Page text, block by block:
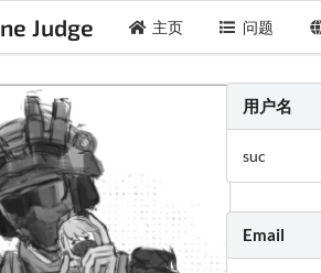
Judge 主页 问题
用户名
suc
Email